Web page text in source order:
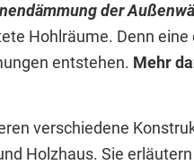
der
Hohlräume. Denn eine
entstehen. Mehr
verschiedene
Holzhaus. Sie